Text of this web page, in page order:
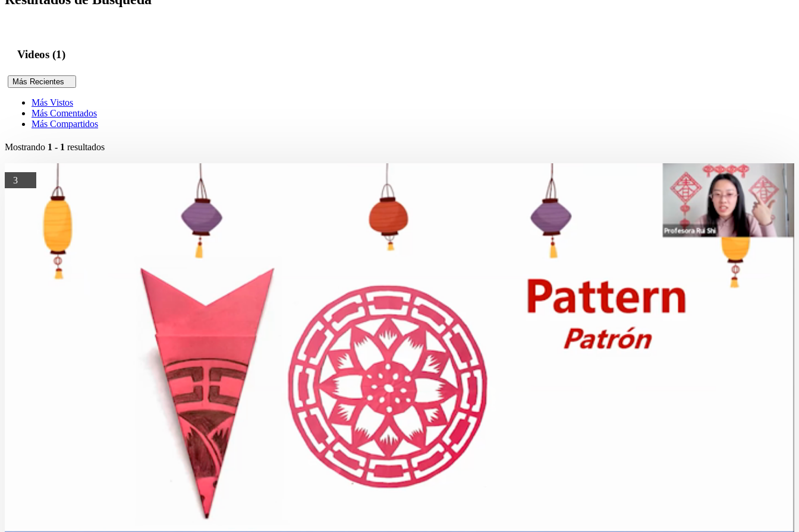
Videos (1)
Más Recientes
Más Vistos
Más Comentados
Más Compartidos
Mostrando 1 - 1 resultados
3